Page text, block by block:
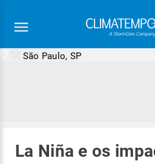
São Paulo, SP
La Niña e os